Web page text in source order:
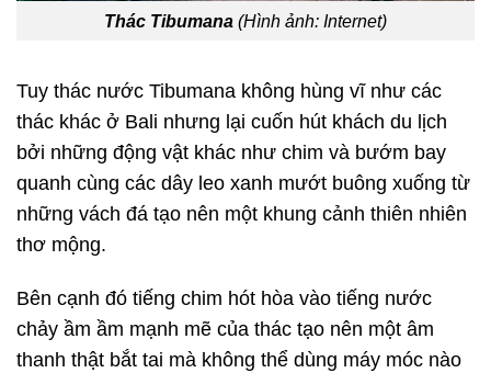
Thác Tibumana (Hình ảnh: Internet)
Tuy thác nước Tibumana không hùng vĩ như các
thác khác ở Bali nhưng lại cuốn hút khách du lịch
bởi những động vật khác như chim và bướm bay
quanh cùng các dây leo xanh mướt buông xuống từ
những vách đá tạo nên một khung cảnh thiên nhiên
thơ mộng.
Bên cạnh đó tiếng chim hót hòa vào tiếng nước
chảy ầm ầm mạnh mẽ của thác tạo nên một âm
thanh thật bắt tai mà không thể dùng máy móc nào